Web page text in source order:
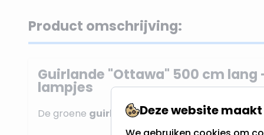
Product omschrijving:
Guirlande "Ottawa" 500 cm lang
lampjes
De groene guirlandebestaat uit stevige
Deze website